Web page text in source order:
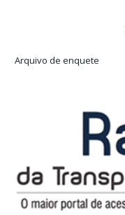
Arquivo de enquete